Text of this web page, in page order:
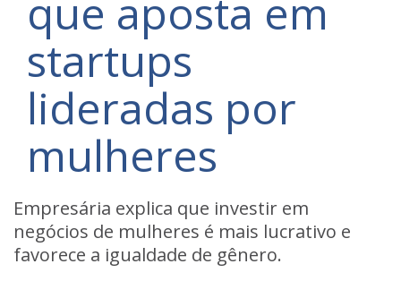
que aposta em
startups
lideradas por
mulheres
Empresária explica que investir em
negócios de mulheres é mais lucrativo e
favorece a igualdade de gênero.